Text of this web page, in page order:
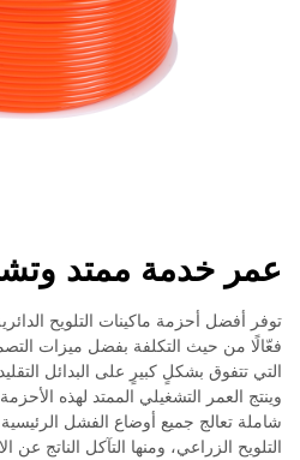
عمر خدمة ممتد
توفر أفضل أحزمة ماكينات التلويح
فعّالًا من حيث التكلفة بفضل ميزات
التي تتفوق بشكلٍ كبيرٍ على البدائل
وينتج العمر التشغيلي الممتد لهذه
شاملة تعالج جميع أوضاع الفشل
التلويح الزراعي، ومنها التآكل الناتج عن